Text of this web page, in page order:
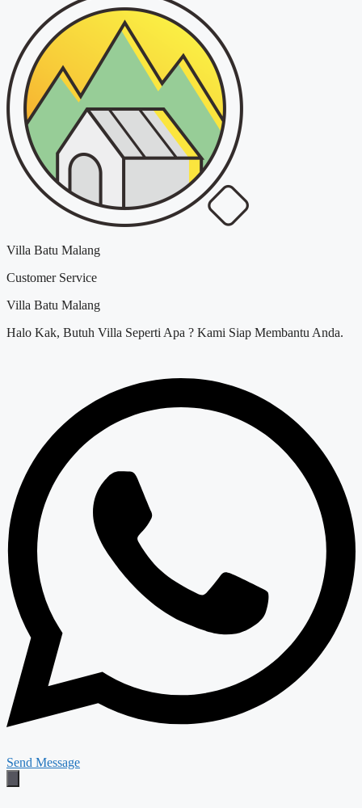
Villa Batu Malang
Customer Service
Villa Batu Malang
Halo Kak, Butuh Villa Seperti Apa ? Kami Siap Membantu Anda.
Send Message